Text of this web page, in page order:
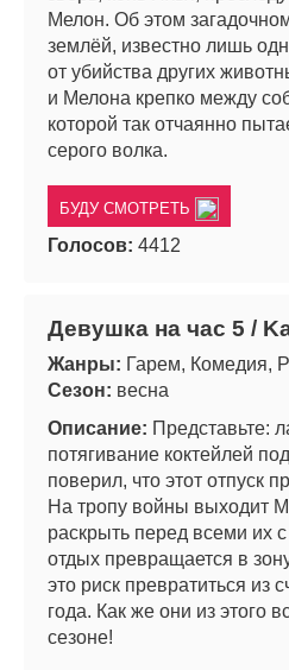
Мелон. Об этом
землёй, известно лишь
от убийства других
и Мелона крепко между
которой так отчаянно
серого волка.
БУДУ СМОТРЕТЬ
Голосов: 4412
Девушка на час 5 /
Жанры: Гарем, Комедия,
Сезон: весна
Описание: Представьте:
потягивание коктейлей
поверил, что этот отпуск
На тропу войны выходит
раскрыть перед всеми их
отдых превращается в
это риск превратиться
года. Как же они из этого
сезоне!